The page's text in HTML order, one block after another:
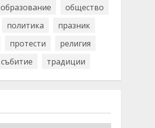
образование
общество
политика
празник
протести
религия
събитие традиции